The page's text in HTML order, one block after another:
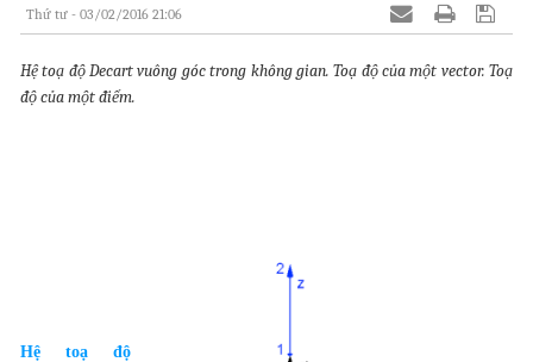
Thứ tư - 03/02/2016 21:06
Hệ toạ độ Decart vuông góc trong không gian. Toạ độ của một vector. Toạ
độ của một điểm.
Hệ toạ độ